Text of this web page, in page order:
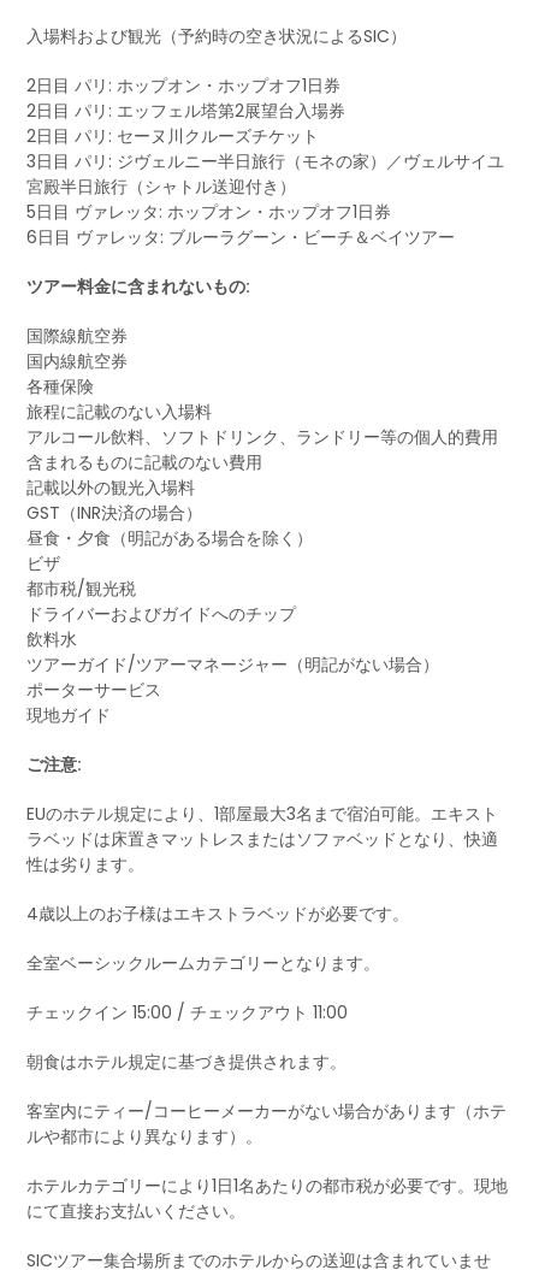
入場料および観光（予約時の空き状況によるSIC）
2日目 パリ: ホップオン・ホップオフ1日券
2日目 パリ: エッフェル塔第2展望台入場券
2日目 パリ: セーヌ川クルーズチケット
3日目 パリ: ジヴェルニー半日旅行（モネの家）／ヴェルサイユ
宮殿半日旅行（シャトル送迎付き）
5日目 ヴァレッタ: ホップオン・ホップオフ1日券
6日目 ヴァレッタ: ブルーラグーン・ビーチ＆ベイツアー
ツアー料金に含まれないもの:
国際線航空券
国内線航空券
各種保険
旅程に記載のない入場料
アルコール飲料、ソフトドリンク、ランドリー等の個人的費用
含まれるものに記載のない費用
記載以外の観光入場料
GST（INR決済の場合）
昼食・夕食（明記がある場合を除く）
ビザ
都市税/観光税
ドライバーおよびガイドへのチップ
飲料水
ツアーガイド/ツアーマネージャー（明記がない場合）
ポーターサービス
現地ガイド
ご注意:
EUのホテル規定により、1部屋最大3名まで宿泊可能。エキスト
ラベッドは床置きマットレスまたはソファベッドとなり、快適
性は劣ります。
4歳以上のお子様はエキストラベッドが必要です。
全室ベーシックルームカテゴリーとなります。
チェックイン 15:00 / チェックアウト 11:00
朝食はホテル規定に基づき提供されます。
客室内にティー/コーヒーメーカーがない場合があります（ホテ
ルや都市により異なります）。
ホテルカテゴリーにより1日1名あたりの都市税が必要です。現地
にて直接お支払いください。
SICツアー集合場所までのホテルからの送迎は含まれていませ